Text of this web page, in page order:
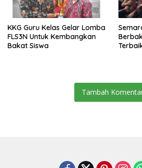
KKG Guru Kelas Gelar Lomba
FLS3N Untuk Kembangkan
Bakat Siswa
Tambah